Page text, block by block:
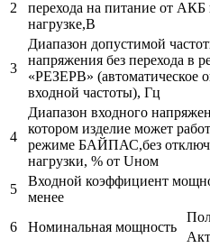
2
перехода на питание от АКБ
нагрузке,В
3
Диапазон допустимой
напряжения без перехода в
«РЕЗЕРВ» (автоматическое
входной частоты), Гц
4
Диапазон входного
котором изделие может
режиме БАЙПАС,без
нагрузки, % от Uном
5
Входной коэффициент
менее
6 Номинальная мощность